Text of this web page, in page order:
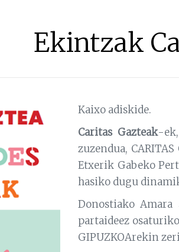
Ekintzak
Kaixo adiskide.
Caritas Gazteak-
zuzendua,
Etxerik Gabeko
hasiko dugu
Donostiako
partaideez
GIPUZKOArekin